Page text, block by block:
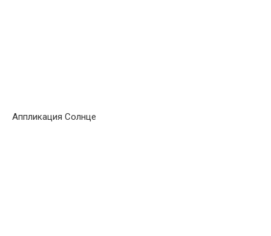
Аппликация Солнце